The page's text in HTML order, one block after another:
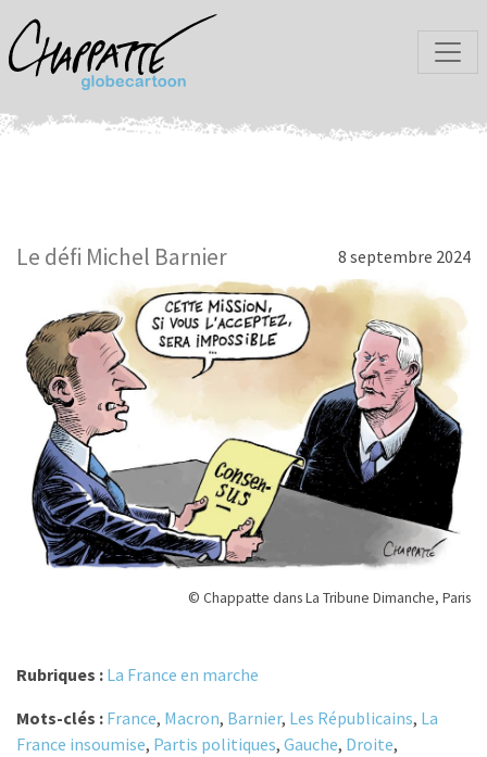
Le défi Michel Barnier 8 septembre 2024
© Chappatte dans La Tribune Dimanche, Paris
Rubriques : La France en marche
Mots-clés : France, Macron, Barnier, Les Républicains, La
France insoumise, Partis politiques, Gauche, Droite,